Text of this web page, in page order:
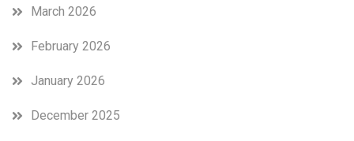
March 2026
February 2026
January 2026
December 2025